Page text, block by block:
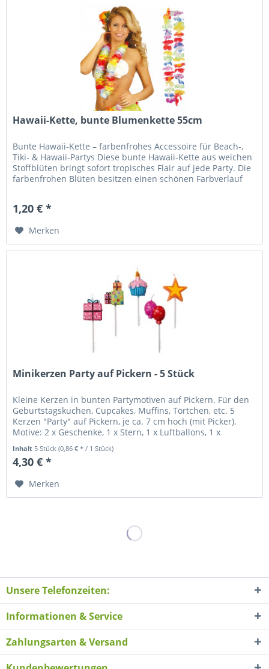
Hawaii-Kette, bunte Blumenkette 55cm
Bunte Hawaii‑Kette – farbenfrohes Accessoire für Beach‑,
Tiki‑ & Hawaii‑Partys Diese bunte Hawaii‑Kette aus weichen
Stoffblüten bringt sofort tropisches Flair auf jede Party. Die
farbenfrohen Blüten besitzen einen schönen Farbverlauf
1,20 € *
Merken
Minikerzen Party auf Pickern - 5 Stück
Kleine Kerzen in bunten Partymotiven auf Pickern. Für den
Geburtstagskuchen, Cupcakes, Muffins, Törtchen, etc. 5
Kerzen "Party" auf Pickern, je ca. 7 cm hoch (mit Picker).
Motive: 2 x Geschenke, 1 x Stern, 1 x Luftballons, 1 x
Inhalt5 Stück(0,86 € * / 1 Stück)
4,30 € *
Merken
Unsere Telefonzeiten:
Informationen & Service
Zahlungsarten & Versand